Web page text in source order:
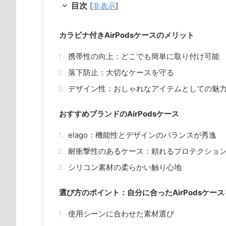
目次 [非表示]
カラビナ付きAirPodsケースのメリット
携帯性の向上：どこでも簡単に取り付け可能
落下防止：大切なケースを守る
デザイン性：おしゃれなアイテムとしての魅力
おすすめブランドのAirPodsケース
elago：機能性とデザインのバランスが秀逸
耐衝撃性のあるケース：頼れるプロテクション
シリコン素材の柔らかい触り心地
選び方のポイント：自分に合ったAirPodsケース
使用シーンに合わせた素材選び